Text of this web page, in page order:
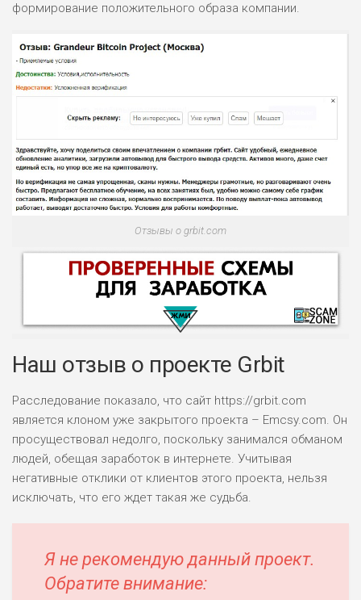
формирование положительного образа компании.
Отзывы о grbit.com
НАЗВАНИЕ ОБЗОР
ВСЕМ
ДОХОД: ВЫСОКИЙ
ЛЮБИТЕЛЯ
Наш отзыв о проекте Grbit
Расследование показало, что сайт https://grbit.com
является клоном уже закрытого проекта – Emcsy.com. Он
просуществовал недолго, поскольку занимался обманом
людей, обещая заработок в интернете. Учитывая
негативные отклики от клиентов этого проекта, нельзя
исключать, что его ждет такая же судьба.
Я не рекомендую данный проект.
Обратите внимание: